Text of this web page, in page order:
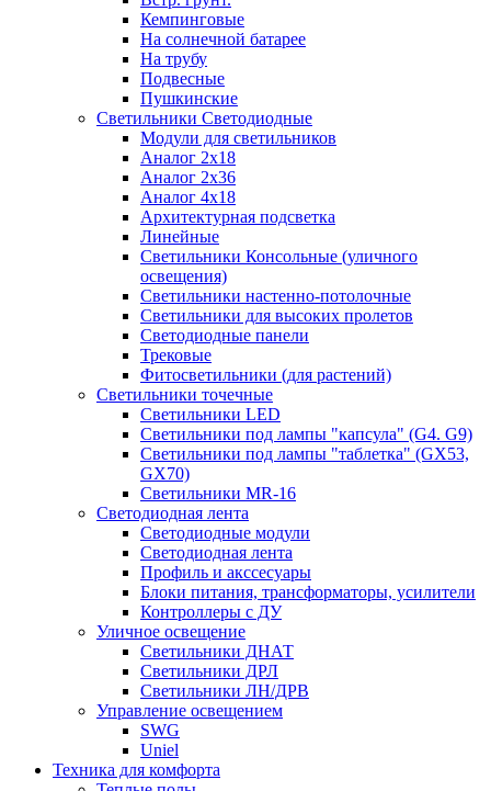
Кемпинговые
На солнечной батарее
На трубу
Подвесные
Пушкинские
Светильники Светодиодные
Модули для светильников
Аналог 2х18
Аналог 2х36
Аналог 4х18
Архитектурная подсветка
Линейные
Светильники Консольные (уличного
освещения)
Светильники настенно-потолочные
Светильники для высоких пролетов
Светодиодные панели
Трековые
Фитосветильники (для растений)
Светильники точечные
Светильники LED
Светильники под лампы "капсула" (G4. G9)
Светильники под лампы "таблетка" (GX53,
GX70)
Светильники MR-16
Светодиодная лента
Светодиодные модули
Светодиодная лента
Профиль и акссесуары
Блоки питания, трансформаторы, усилители
Контроллеры с ДУ
Уличное освещение
Светильники ДНАТ
Светильники ДРЛ
Светильники ЛН/ДРВ
Управление освещением
SWG
Uniel
Техника для комфорта